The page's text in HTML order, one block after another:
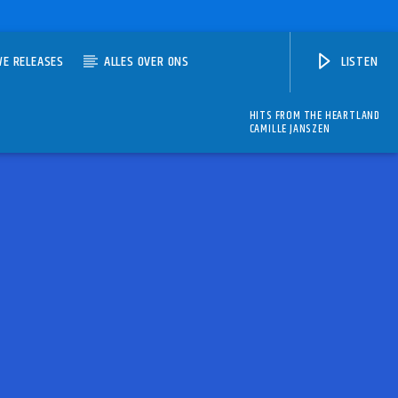
RELEASES ALLES OVER ONS LISTEN
HITS FROM THE HEARTLAND
CAMILLE JANSZEN